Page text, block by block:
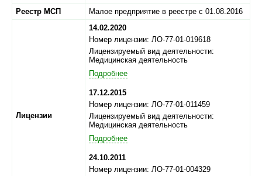
Реестр МСП
Малое предприятие в реестре с 01.08.2016
Лицензии
14.02.2020
Номер лицензии: ЛО-77-01-019618
Лицензируемый вид деятельности:
Медицинская деятельность
Подробнее
17.12.2015
Номер лицензии: ЛО-77-01-011459
Лицензируемый вид деятельности:
Медицинская деятельность
Подробнее
24.10.2011
Номер лицензии: ЛО-77-01-004329